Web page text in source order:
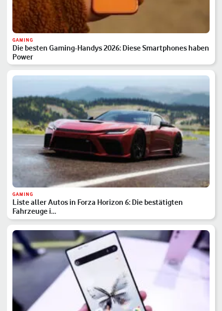
GAMING
Die besten Gaming-Handys 2026: Diese Smartphones haben
Power
GAMING
Liste aller Autos in Forza Horizon 6: Die bestätigten
Fahrzeuge i…